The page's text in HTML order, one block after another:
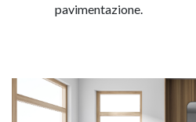
pavimentazione.